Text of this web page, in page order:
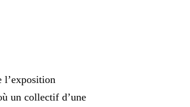
l’exposition
un collectif d’une